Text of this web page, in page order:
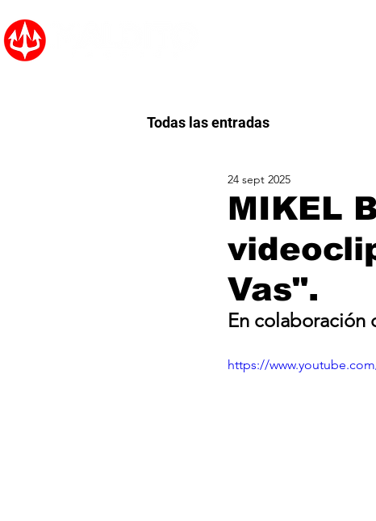
Todas las entradas
MIKEL
Vas".
24 sept 2025
En colaboración
https://